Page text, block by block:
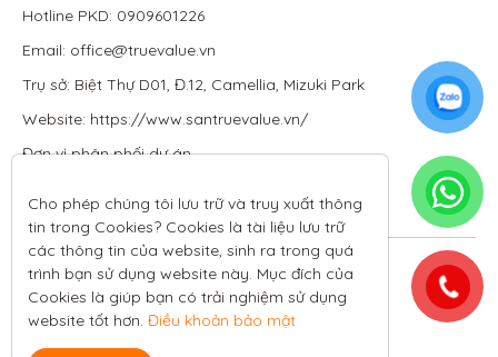
Hotline PKD: 0909601226
Email: office@truevalue.vn
Trụ sở: Biệt Thự D01, Đ.12, Camellia, Mizuki Park
Website: https://www.santruevalue.vn/
Đơn vị phân phối dự án
Theo dõi tôi trên:
All rights reserved.
Cho phép chúng tôi lưu trữ và truy xuất thông
tin trong Cookies? Cookies là tài liệu lưu trữ
các thông tin của website, sinh ra trong quá
trình bạn sử dụng website này. Mục đích của
Cookies là giúp bạn có trải nghiệm sử dụng
website tốt hơn. Điều khoản bảo mật